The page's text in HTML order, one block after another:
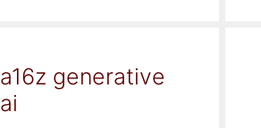
a16z generative
ai